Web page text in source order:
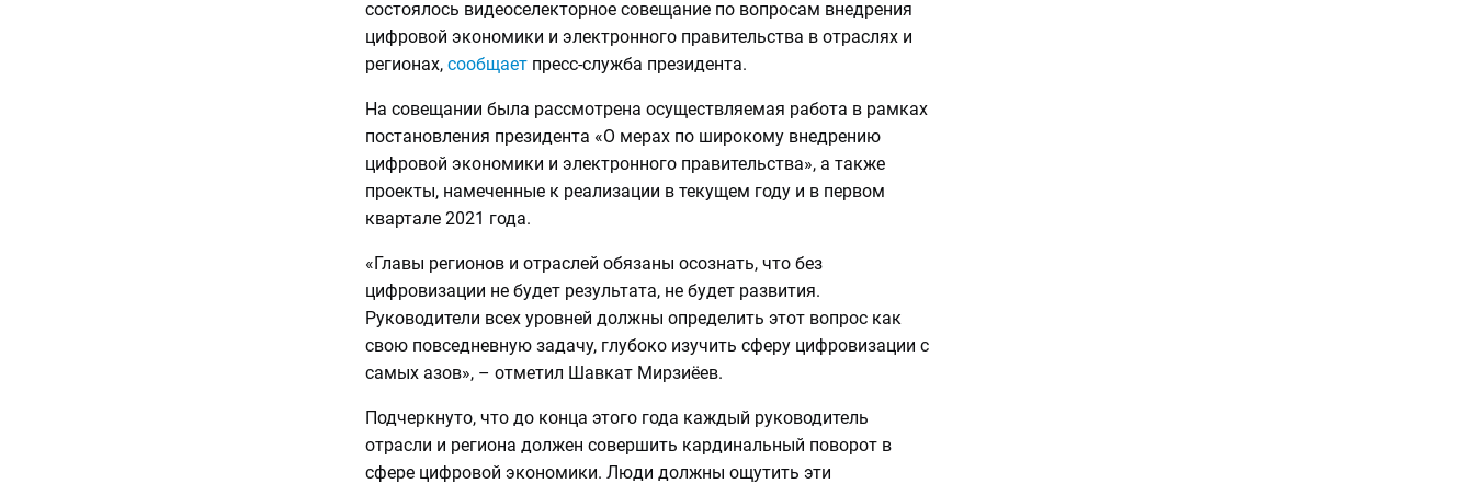
состоялось видеоселекторное совещание по вопросам внедрения
цифровой экономики и электронного правительства в отраслях и
регионах, сообщаетпресс-служба президента.
На совещании была рассмотрена осуществляемая работа в рамках
постановления президента «О мерах по широкому внедрению
цифровой экономики и электронного правительства», а также
проекты, намеченные к реализации в текущем году и в первом
квартале 2021 года.
«Главы регионов и отраслей обязаны осознать, что без
цифровизации не будет результата, не будет развития.
Руководители всех уровней должны определить этот вопрос как
свою повседневную задачу, глубоко изучить сферу цифровизации с
самых азов», – отметил Шавкат Мирзиёев.
Подчеркнуто, что до конца этого года каждый руководитель
отрасли и региона должен совершить кардинальный поворот в
сфере цифровой экономики. Люди должны ощутить эти